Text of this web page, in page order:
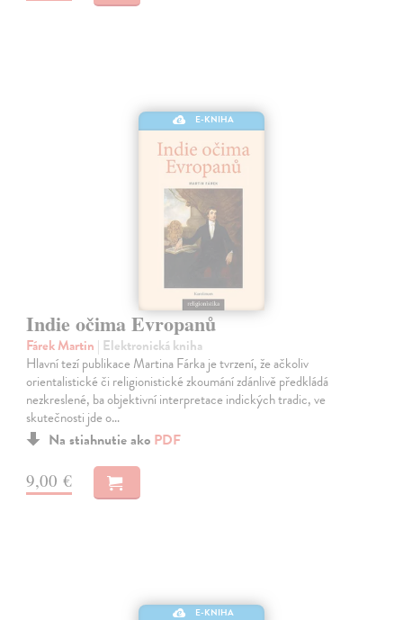
E-KNIHA
Indie očima Evropanů
Fárek Martin | Elektronická kniha
Hlavní tezí publikace Martina Fárka je tvrzení, že ačkoliv
orientalistické či religionistické zkoumání zdánlivě předkládá
nezkreslené, ba objektivní interpretace indických tradic, ve
skutečnosti jde o…
Na stiahnutie ako PDF
9,00 €
E-KNIHA